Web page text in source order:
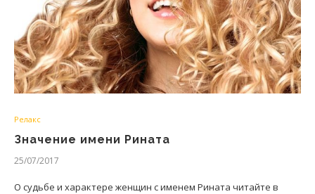
Релакс
Значение имени Рината
25/07/2017
О судьбе и характере женщин с именем Рината читайте в